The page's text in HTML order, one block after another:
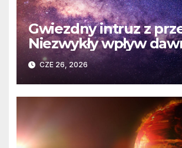
Gwiezdny intruz z
Niezwykły wpływ
spotkania na komety
Słonecznego
CZE 26, 2026